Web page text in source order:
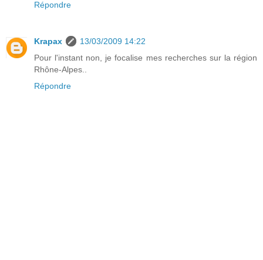
Répondre
Krapax
13/03/2009 14:22
Pour l'instant non, je focalise mes recherches sur la région
Rhône-Alpes..
Répondre